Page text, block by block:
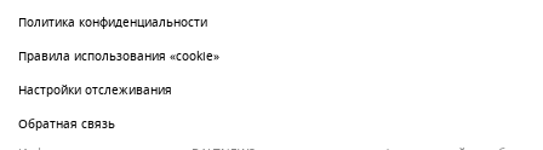
Политика конфиденциальности
Правила использования «cookie»
Настройки отслеживания
Обратная связь